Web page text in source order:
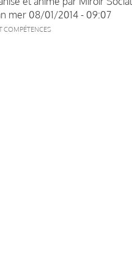
mer 08/01/2014 - 09:07
COMPÉTENCES